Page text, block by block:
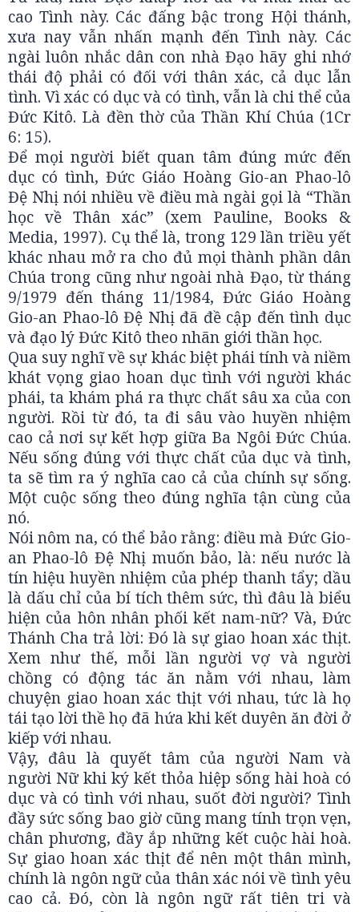
cao Tình này. Các đấng bậc trong Hội thánh,
xưa nay vẫn nhấn mạnh đến Tình này. Các
ngài luôn nhắc dân con nhà Đạo hãy ghi nhớ
thái độ phải có đối với thân xác, cả dục lẫn
tình. Vì xác có dục và có tình, vẫn là chi thể của
Đức Kitô. Là đền thờ của Thần Khí Chúa (1Cr
6: 15).
Để mọi người biết quan tâm đúng mức đến
dục có tình, Đức Giáo Hoàng Gio-an Phao-lô
Đệ Nhị nói nhiều về điều mà ngài gọi là “Thần
học về Thân xác” (xem Pauline, Books &
Media, 1997). Cụ thể là, trong 129 lần triều yết
khác nhau mở ra cho đủ mọi thành phần dân
Chúa trong cũng như ngoài nhà Đạo, từ tháng
9/1979 đến tháng 11/1984, Đức Giáo Hoàng
Gio-an Phao-lô Đệ Nhị đã đề cập đến tình dục
và đạo lý Đức Kitô theo nhãn giới thần học.
Qua suy nghĩ về sự khác biệt phái tính và niềm
khát vọng giao hoan dục tình với người khác
phái, ta khám phá ra thực chất sâu xa của con
người. Rồi từ đó, ta đi sâu vào huyền nhiệm
cao cả nơi sự kết hợp giữa Ba Ngôi Đức Chúa.
Nếu sống đúng với thực chất của dục và tình,
ta sẽ tìm ra ý nghĩa cao cả của chính sự sống.
Một cuộc sống theo đúng nghĩa tận cùng của
nó.
Nói nôm na, có thể bảo rằng: điều mà Đức Gio-
an Phao-lô Đệ Nhị muốn bảo, là: nếu nước là
tín hiệu huyền nhiệm của phép thanh tẩy; dầu
là dấu chỉ của bí tích thêm sức, thì đâu là biểu
hiện của hôn nhân phối kết nam-nữ? Và, Đức
Thánh Cha trả lời: Đó là sự giao hoan xác thịt.
Xem như thế, mỗi lần người vợ và người
chồng có động tác ăn nằm với nhau, làm
chuyện giao hoan xác thịt với nhau, tức là họ
tái tạo lời thề họ đã hứa khi kết duyên ăn đời ở
kiếp với nhau.
Vậy, đâu là quyết tâm của người Nam và
người Nữ khi ký kết thỏa hiệp sống hài hoà có
dục và có tình với nhau, suốt đời người? Tình
đầy sức sống bao giờ cũng mang tính trọn vẹn,
chân phương, đầy ắp những kết cuộc hài hoà.
Sự giao hoan xác thịt để nên một thân mình,
chính là ngôn ngữ của thân xác nói về tình yêu
cao cả. Đó, còn là ngôn ngữ rất tiên tri và